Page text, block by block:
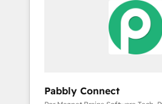
Pabbly Connect